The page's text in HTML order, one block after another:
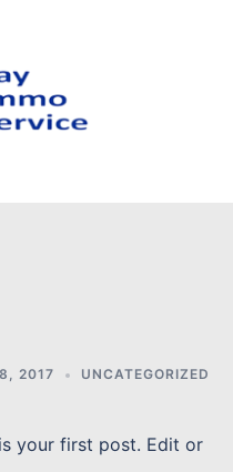
2017 UNCATEGORIZED
your first post. Edit or